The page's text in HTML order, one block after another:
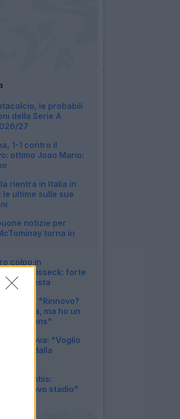
le probabili
della Serie A
27
1-1 contro il
ottimo Joao Mario:
rientra in Italia in
le ultime sulle sue
notizie per
torna in
colpo in
per Bisseck: forte
alla testa
"Rinnovo?
garanzia, ma ho un
Champions"
Zhegrova: "Voglio
dalla
Laurentiis:
un nuovo stadio"